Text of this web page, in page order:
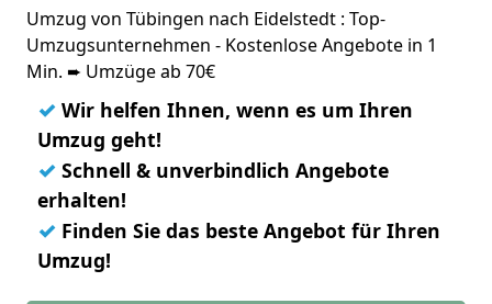
Umzug von Tübingen nach Eidelstedt : Top-
Umzugsunternehmen - Kostenlose Angebote in 1
Min. ➨ Umzüge ab 70€
✓ Wir helfen Ihnen, wenn es um Ihren
Umzug geht!
✓ Schnell & unverbindlich Angebote
erhalten!
✓ Finden Sie das beste Angebot für Ihren
Umzug!